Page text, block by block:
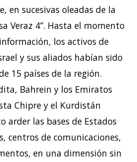
en sucesivas oleadas de la
Veraz 4”. Hasta el momento
los activos de
y sus aliados habían sido
15 países de la región.
Bahrein y los Emiratos
Chipre y el Kurdistán
arder las bases de Estados
centros de comunicaciones,
en una dimensión sin